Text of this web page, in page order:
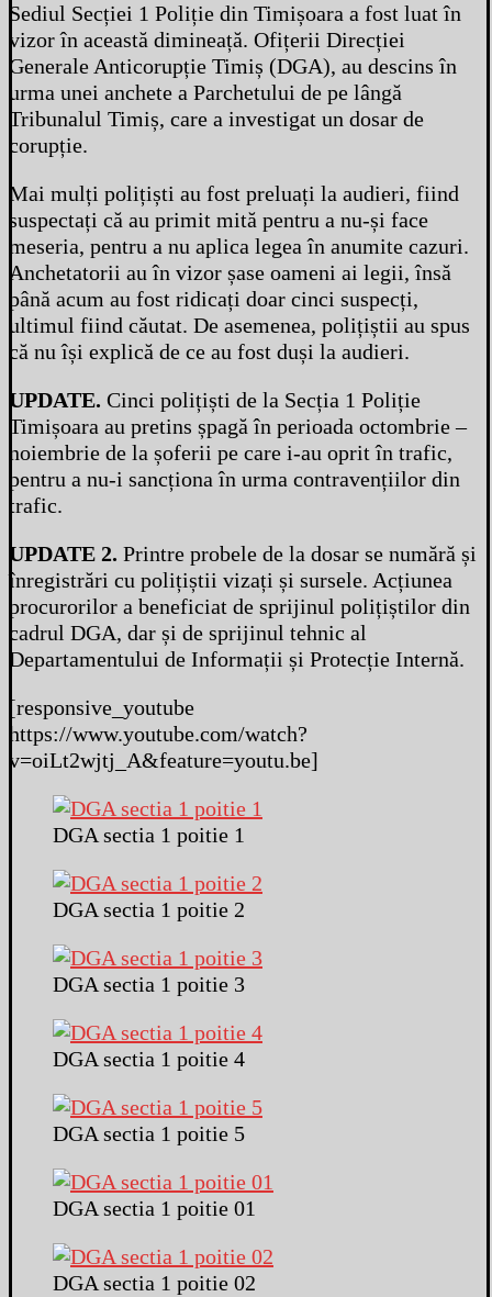
Sediul Secției 1 Poliție din Timișoara a fost luat în
vizor în această dimineață. Ofițerii Direcției
Generale Anticorupție Timiș (DGA), au descins în
urma unei anchete a Parchetului de pe lângă
Tribunalul Timiș, care a investigat un dosar de
corupție.
Mai mulți polițiști au fost preluați la audieri, fiind
suspectați că au primit mită pentru a nu-și face
meseria, pentru a nu aplica legea în anumite cazuri.
Anchetatorii au în vizor șase oameni ai legii, însă
până acum au fost ridicați doar cinci suspecți,
ultimul fiind căutat. De asemenea, polițiștii au spus
că nu își explică de ce au fost duși la audieri.
UPDATE. Cinci polițiști de la Secția 1 Poliție
Timișoara au pretins șpagă în perioada octombrie –
noiembrie de la șoferii pe care i-au oprit în trafic,
pentru a nu-i sancționa în urma contravențiilor din
trafic.
UPDATE 2. Printre probele de la dosar se numără și
înregistrări cu polițiștii vizați și sursele. Acțiunea
procurorilor a beneficiat de sprijinul polițiștilor din
cadrul DGA, dar și de sprijinul tehnic al
Departamentului de Informații și Protecție Internă.
[responsive_youtube
https://www.youtube.com/watch?
v=oiLt2wjtj_A&feature=youtu.be]
DGA sectia 1 poitie 1
DGA sectia 1 poitie 2
DGA sectia 1 poitie 3
DGA sectia 1 poitie 4
DGA sectia 1 poitie 5
DGA sectia 1 poitie 01
DGA sectia 1 poitie 02